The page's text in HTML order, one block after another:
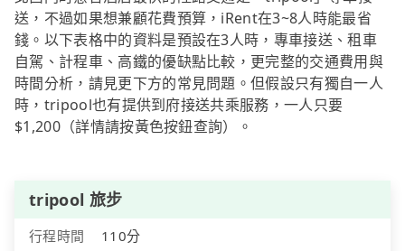
送，不過如果想兼顧花費預算，iRent在3~8人時能最省
錢。以下表格中的資料是預設在3人時，專車接送、租車
自駕、計程車、高鐵的優缺點比較，更完整的交通費用與
時間分析，請見更下方的常見問題。但假設只有獨自一人
時，tripool也有提供到府接送共乘服務，一人只要
$1,200（詳情請按黃色按鈕查詢）。
tripool 旅步
行程時間
110分